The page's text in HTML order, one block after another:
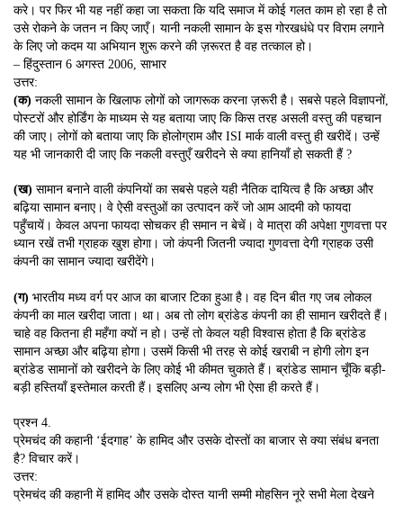
करे। पर फिर भी यह नहीं कहा जा सकता कि यदि समाज में कोई गलत काम हो रहा है तो
उसे रोकने के जतन न किए जाएँ। यानी नकली सामान के इस गोरखधंधे पर विराम लगाने
के लिए जो कदम या अभियान शुरू करने की ज़रूरत है वह तत्काल हो।
– हिंदुस्तान 6 अगस्त 2006, साभार
उत्तर:
(क) नकली सामान के खिलाफ लोगों को जागरूक करना ज़रूरी है। सबसे पहले विज्ञापनों,
पोस्टरों और होर्डिंग के माध्यम से यह बताया जाए कि किस तरह असली वस्तु की पहचान
की जाए। लोगों को बताया जाए कि होलोग्राम और ISI मार्क वाली वस्तु ही खरीदें। उन्हें
यह भी जानकारी दी जाए कि नकली वस्तुएँ खरीदने से क्या हानियाँ हो सकती हैं ?
(ख) सामान बनाने वाली कंपनियों का सबसे पहले यही नैतिक दायित्व है कि अच्छा और
बढ़िया सामान बनाए। वे ऐसी वस्तुओं का उत्पादन करें जो आम आदमी को फायदा
पहुँचायें। केवल अपना फायदा सोचकर ही समान न बेचें। वे मात्रा की अपेक्षा गुणवत्ता पर
ध्यान रखें तभी ग्राहक खुश होगा। जो कंपनी जितनी ज्यादा गुणवत्ता देगी ग्राहक उसी
कंपनी का सामान ज्यादा खरीदेंगे।
(ग) भारतीय मध्य वर्ग पर आज का बाजार टिका हुआ है। वह दिन बीत गए जब लोकल
कंपनी का माल खरीदा जाता। था। अब तो लोग ब्रांडेड कंपनी का ही सामान खरीदते हैं।
चाहे वह कितना ही महँगा क्यों न हो। उन्हें तो केवल यही विश्वास होता है कि ब्रांडेड
सामान अच्छा और बढ़िया होगा। उसमें किसी भी तरह से कोई खराबी न होगी लोग इन
ब्रांडेड सामानों को खरीदने के लिए कोई भी कीमत चुकाते हैं। ब्रांडेड सामान चूँकि बड़ी-
बड़ी हस्तियाँ इस्तेमाल करती हैं। इसलिए अन्य लोग भी ऐसा ही करते हैं।
प्रश्न 4.
प्रेमचंद की कहानी ‘ईदगाह’ के हामिद और उसके दोस्तों का बाजार से क्या संबंध बनता
है? विचार करें।
उत्तर:
प्रेमचंद की कहानी में हामिद और उसके दोस्त यानी सम्मी मोहसिन नूरे सभी मेला देखने